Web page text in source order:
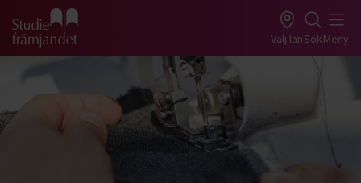
Gå till studiefrämjandets startsida Välj länSökMeny